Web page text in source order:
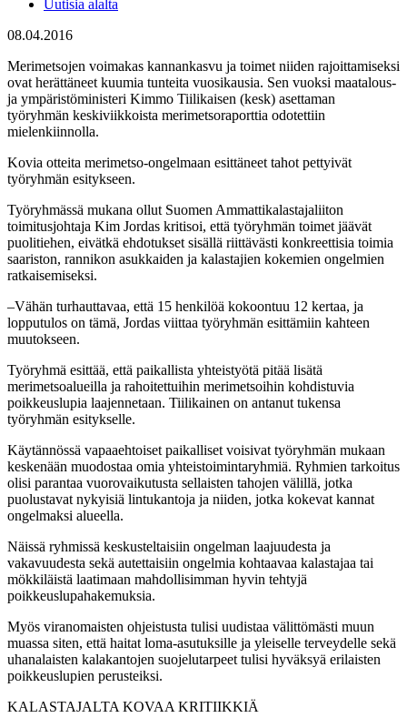
Uutisia alalta
08.04.2016
Merimetsojen voimakas kannankasvu ja toimet niiden rajoittamiseksi
ovat herättäneet kuumia tunteita vuosikausia. Sen vuoksi maatalous-
ja ympäristöministeri Kimmo Tiilikaisen (kesk) asettaman
työryhmän keskiviikkoista merimetsoraporttia odotettiin
mielenkiinnolla.
Kovia otteita merimetso-ongelmaan esittäneet tahot pettyivät
työryhmän esitykseen.
Työryhmässä mukana ollut Suomen Ammattikalastajaliiton
toimitusjohtaja Kim Jordas kritisoi, että työryhmän toimet jäävät
puolitiehen, eivätkä ehdotukset sisällä riittävästi konkreettisia toimia
saariston, rannikon asukkaiden ja kalastajien kokemien ongelmien
ratkaisemiseksi.
–Vähän turhauttavaa, että 15 henkilöä kokoontuu 12 kertaa, ja
lopputulos on tämä, Jordas viittaa työryhmän esittämiin kahteen
muutokseen.
Työryhmä esittää, että paikallista yhteistyötä pitää lisätä
merimetsoalueilla ja rahoitettuihin merimetsoihin kohdistuvia
poikkeuslupia laajennetaan. Tiilikainen on antanut tukensa
työryhmän esitykselle.
Käytännössä vapaaehtoiset paikalliset voisivat työryhmän mukaan
keskenään muodostaa omia yhteistoimintaryhmiä. Ryhmien tarkoitus
olisi parantaa vuorovaikutusta sellaisten tahojen välillä, jotka
puolustavat nykyisiä lintukantoja ja niiden, jotka kokevat kannat
ongelmaksi alueella.
Näissä ryhmissä keskusteltaisiin ongelman laajuudesta ja
vakavuudesta sekä autettaisiin ongelmia kohtaavaa kalastajaa tai
mökkiläistä laatimaan mahdollisimman hyvin tehtyjä
poikkeuslupahakemuksia.
Myös viranomaisten ohjeistusta tulisi uudistaa välittömästi muun
muassa siten, että haitat loma-asutuksille ja yleiselle terveydelle sekä
uhanalaisten kalakantojen suojelutarpeet tulisi hyväksyä erilaisten
poikkeuslupien perusteiksi.
KALASTAJALTA KOVAA KRITIIKKIÄ